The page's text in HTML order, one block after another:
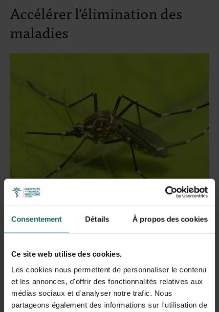
Consentement Détails À propos des cookies
Ce site web utilise des cookies.
Les cookies nous permettent de personnaliser le contenu
et les annonces, d'offrir des fonctionnalités relatives aux
médias sociaux et d'analyser notre trafic. Nous
partageons également des informations sur l'utilisation de
Accélérer l'élimination des
maladies
Comment les environnements
humains favorisent la
propagation des virus par les
moustiques